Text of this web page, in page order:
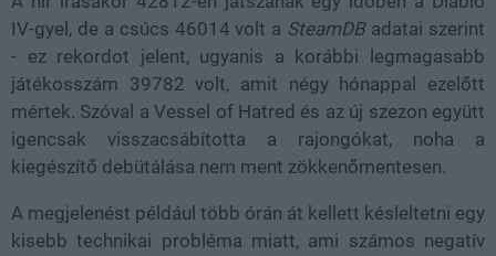
IV-gyel, de a csúcs 46014 volt a SteamDBadatai szerint
- ez rekordot jelent, ugyanis a korábbi legmagasabb
játékosszám 39782 volt, amit négy hónappal ezelőtt
mértek. Szóval a Vessel of Hatred és az új szezon együtt
igencsak visszacsábította a rajongókat, noha a
kiegészítő debütálása nem ment zökkenőmentesen.
A megjelenést például több órán át kellett késleltetni egy
kisebb technikai probléma miatt, ami számos negatív